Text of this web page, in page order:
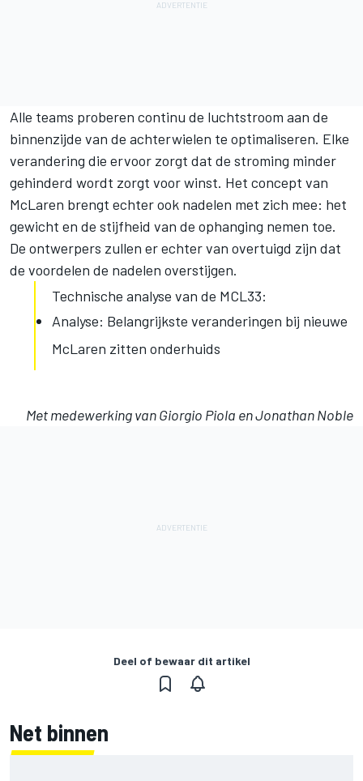
Alle teams proberen continu de luchtstroom aan de
binnenzijde van de achterwielen te optimaliseren. Elke
verandering die ervoor zorgt dat de stroming minder
gehinderd wordt zorgt voor winst. Het concept van
McLaren brengt echter ook nadelen met zich mee: het
gewicht en de stijfheid van de ophanging nemen toe.
De ontwerpers zullen er echter van overtuigd zijn dat
de voordelen de nadelen overstijgen.
Technische analyse van de MCL33:
Analyse: Belangrijkste veranderingen bij nieuwe
McLaren zitten onderhuids
Met medewerking van Giorgio Piola en Jonathan Noble
Deel of bewaar dit artikel
Net binnen